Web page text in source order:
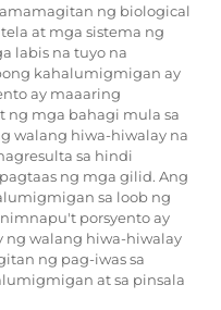
ng biological
at mga sistema ng
labis na tuyo na
kahalumigmigan ay
ay maaaring
ng mga bahagi mula sa
walang hiwa-hiwalay na
sa hindi
ng mga gilid. Ang
sa loob ng
porsyento ay
ng walang hiwa-hiwalay
ng pag-iwas sa
at sa pinsala